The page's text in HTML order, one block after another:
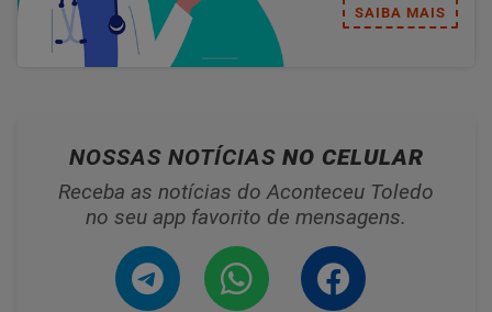
SAIBA MAIS
NOSSAS NOTÍCIAS NO CELULAR
Receba as notícias do Aconteceu Toledo
no seu app favorito de mensagens.